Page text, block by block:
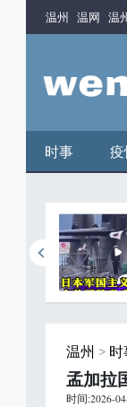
温州 温网 温
时事
温州 > 时
孟加拉
时间:2026-